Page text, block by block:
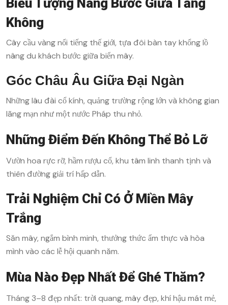
Không
Cây cầu vàng nổi tiếng thế giới, tựa đôi bàn tay khổng lồ
nâng du khách bước giữa biển mây.
Góc Châu Âu Giữa Đại Ngàn
Những lâu đài cổ kính, quảng trường rộng lớn và không gian
lãng mạn như một nước Pháp thu nhỏ.
Những Điểm Đến Không Thể Bỏ Lỡ
Vườn hoa rực rỡ, hầm rượu cổ, khu tâm linh thanh tịnh và
thiên đường giải trí hấp dẫn.
Trải Nghiệm Chỉ Có Ở Miền Mây
Trắng
Săn mây, ngắm bình minh, thưởng thức ẩm thực và hòa
mình vào các lễ hội quanh năm.
Mùa Nào Đẹp Nhất Để Ghé Thăm?
Tháng 3–8 đẹp nhất: trời quang, mây đẹp, khí hậu mát mẻ,